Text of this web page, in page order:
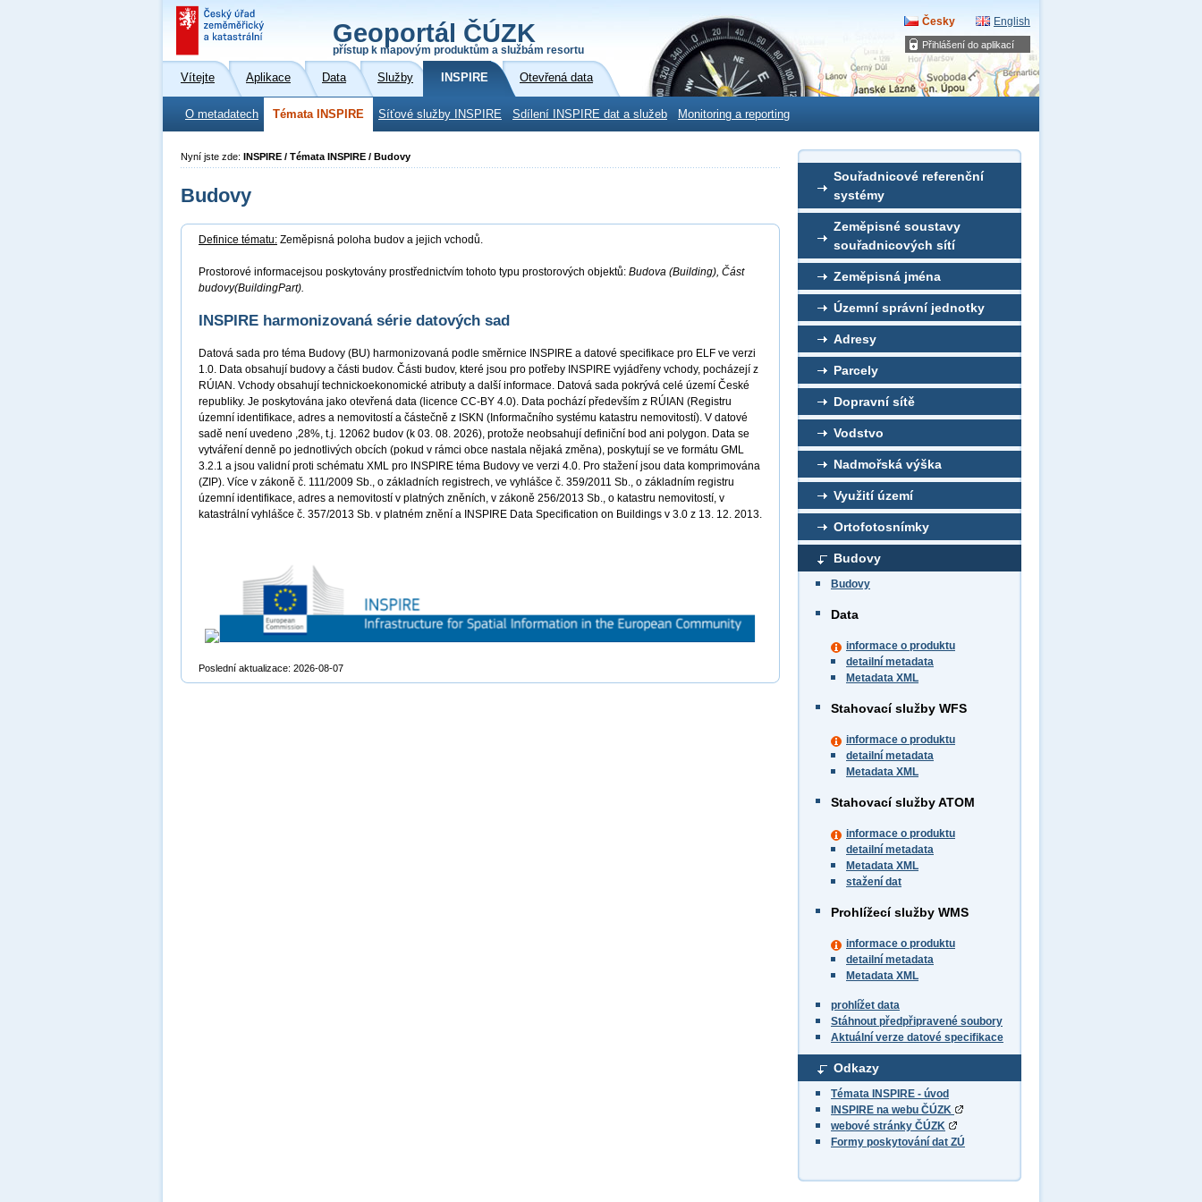
Přihlášení do aplikací
Geoportál ČÚZK
přístup k mapovým produktům a službám resortu
Česky English
Vítejte Aplikace Data Služby INSPIRE Otevřená data
O metadatech Témata INSPIRE Síťové služby INSPIRE Sdílení INSPIRE dat a služeb Monitoring a reporting
Souřadnicové referenční
systémy
Zeměpisné soustavy
souřadnicových sítí
Zeměpisná jména
Územní správní jednotky
Adresy
Parcely
Dopravní sítě
Vodstvo
Nadmořská výška
Využití území
Ortofotosnímky
Budovy
Budovy
Data
informace o produktu
detailní metadata
Metadata XML
Stahovací služby WFS
informace o produktu
detailní metadata
Metadata XML
Stahovací služby ATOM
informace o produktu
detailní metadata
Metadata XML
stažení dat
Prohlížecí služby WMS
informace o produktu
detailní metadata
Metadata XML
prohlížet data
Stáhnout předpřipravené soubory
Aktuální verze datové specifikace
Odkazy
Témata INSPIRE - úvod
INSPIRE na webu ČÚZK
webové stránky ČÚZK
Formy poskytování dat ZÚ
Nyní jste zde: INSPIRE / Témata INSPIRE / Budovy
Budovy
Definice tématu: Zeměpisná poloha budov a jejich vchodů.
Prostorové informacejsou poskytovány prostřednictvím tohoto typu prostorových objektů: Budova (Building), Část
budovy(BuildingPart).
INSPIRE harmonizovaná série datových sad
Datová sada pro téma Budovy (BU) harmonizovaná podle směrnice INSPIRE a datové specifikace pro ELF ve verzi
1.0. Data obsahují budovy a části budov. Části budov, které jsou pro potřeby INSPIRE vyjádřeny vchody, pocházejí z
RÚIAN. Vchody obsahují technickoekonomické atributy a další informace. Datová sada pokrývá celé území České
republiky. Je poskytována jako otevřená data (licence CC-BY 4.0). Data pochází především z RÚIAN (Registru
územní identifikace, adres a nemovitostí a částečně z ISKN (Informačního systému katastru nemovitostí). V datové
sadě není uvedeno ,28%, t.j. 12062 budov (k 03. 08. 2026), protože neobsahují definiční bod ani polygon. Data se
vytváření denně po jednotlivých obcích (pokud v rámci obce nastala nějaká změna), poskytují se ve formátu GML
3.2.1 a jsou validní proti schématu XML pro INSPIRE téma Budovy ve verzi 4.0. Pro stažení jsou data komprimována
(ZIP). Více v zákoně č. 111/2009 Sb., o základních registrech, ve vyhlášce č. 359/2011 Sb., o základním registru
územní identifikace, adres a nemovitostí v platných zněních, v zákoně 256/2013 Sb., o katastru nemovitostí, v
katastrální vyhlášce č. 357/2013 Sb. v platném znění a INSPIRE Data Specification on Buildings v 3.0 z 13. 12. 2013.
Poslední aktualizace: 2026-08-07